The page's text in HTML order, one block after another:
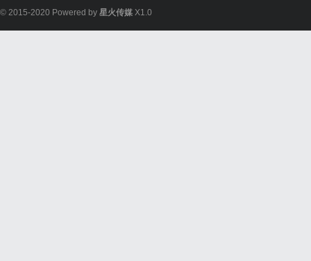
© 2015-2020 Powered by 星火传媒 X1.0